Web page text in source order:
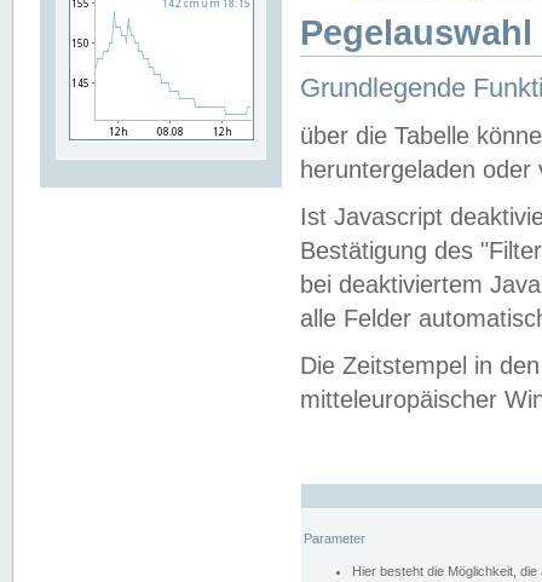
Grundlegende
über die Tabelle
heruntergeladen oder
Ist Javascript
Bestätigung des
bei deaktiviertem
alle Felder
Die Zeitstempel in
mitteleuropäischer
Parameter
Hier besteht die Möglichkeit,